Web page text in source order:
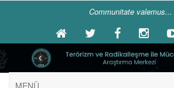
Communitate valemus...
MENÜ